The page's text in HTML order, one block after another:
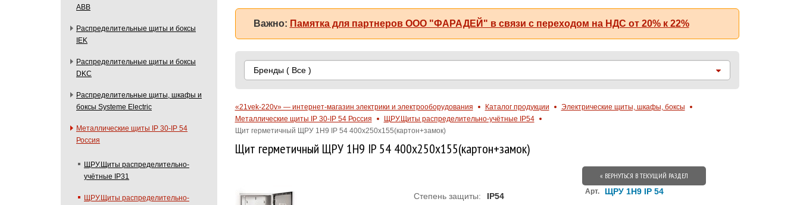
ABB
Распределительные щиты и боксы
IEK
Распределительные щиты и боксы
DKC
Распределительные щиты, шкафы и
боксы Systeme Electric
Металлические щиты IP 30-IP 54
Россия
ЩРУ.Щиты распределительно-
учётные IP31
ЩРУ.Щиты распределительно-
Важно: Памятка для партнеров ООО "ФАРАДЕЙ" в связи с переходом на НДС от 20% к 22%
Бренды( Все )
«21vek-220v» — интернет-магазин электрики и электрооборудования Каталог продукции
Электрические щиты, шкафы, боксы
Металлические щиты IP 30-IP 54 Россия
ЩРУ.Щиты распределительно-учётные IP54
Щит герметичный ЩРУ 1Н9 IP 54 400х250х155(картон+замок)
Щит герметичный ЩРУ 1Н9 IP 54 400х250х155(картон+замок)
« ВЕРНУТЬСЯ В ТЕКУЩИЙ РАЗДЕЛ
Степень защиты: IP54 Арт. ЩРУ 1Н9 IP 54